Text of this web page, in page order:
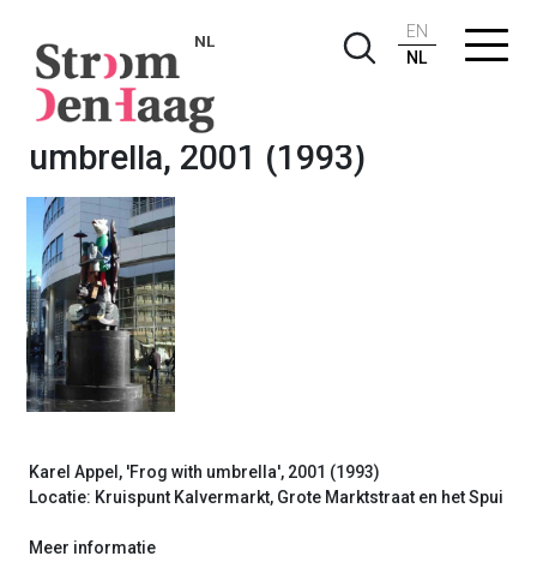
NL
EN
NL
Karel Appel, Frog with
umbrella, 2001 (1993)
Karel Appel, 'Frog with umbrella', 2001 (1993)
Locatie: Kruispunt Kalvermarkt, Grote Marktstraat en het Spui
Meer informatie